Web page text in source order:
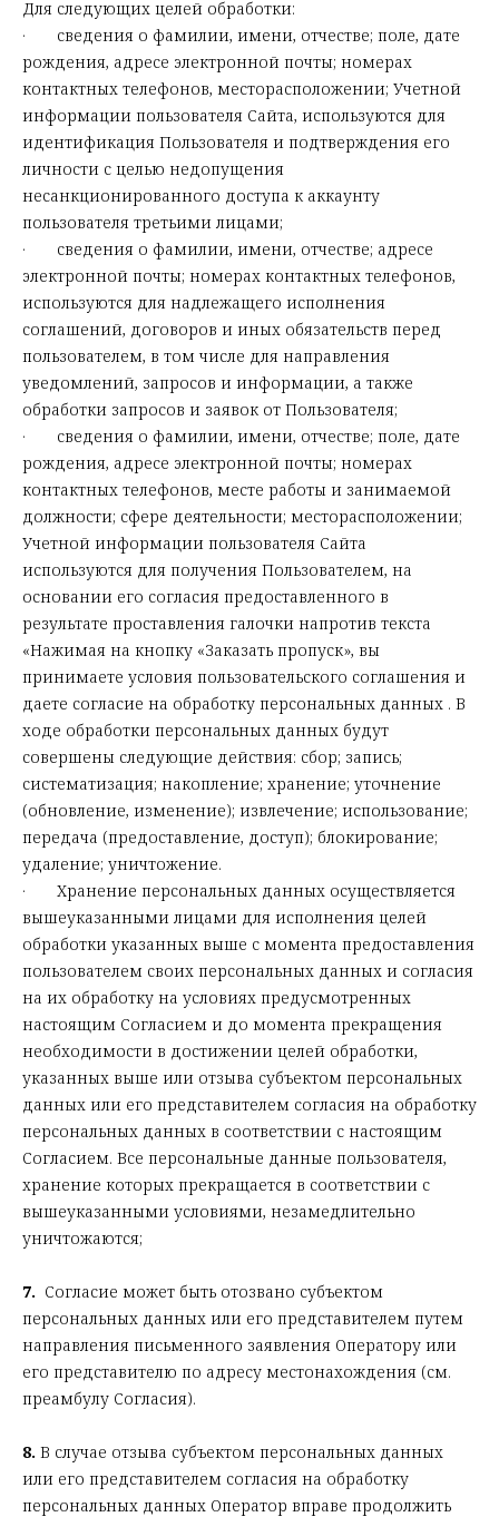
Для следующих целей обработки:
· сведения о фамилии, имени, отчестве; поле, дате
рождения, адресе электронной почты; номерах
контактных телефонов, месторасположении; Учетной
информации пользователя Сайта, используются для
идентификация Пользователя и подтверждения его
личности с целью недопущения
несанкционированного доступа к аккаунту
пользователя третьими лицами;
· сведения о фамилии, имени, отчестве; адресе
электронной почты; номерах контактных телефонов,
используются для надлежащего исполнения
соглашений, договоров и иных обязательств перед
пользователем, в том числе для направления
уведомлений, запросов и информации, а также
обработки запросов и заявок от Пользователя;
· сведения о фамилии, имени, отчестве; поле, дате
рождения, адресе электронной почты; номерах
контактных телефонов, месте работы и занимаемой
должности; сфере деятельности; месторасположении;
Учетной информации пользователя Сайта
используются для получения Пользователем, на
основании его согласия предоставленного в
результате проставления галочки напротив текста
«Нажимая на кнопку «Заказать пропуск», вы
принимаете условия пользовательского соглашения и
даете согласие на обработку персональных данных . В
ходе обработки персональных данных будут
совершены следующие действия: сбор; запись;
систематизация; накопление; хранение; уточнение
(обновление, изменение); извлечение; использование;
передача (предоставление, доступ); блокирование;
удаление; уничтожение.
· Хранение персональных данных осуществляется
вышеуказанными лицами для исполнения целей
обработки указанных выше с момента предоставления
пользователем своих персональных данных и согласия
на их обработку на условиях предусмотренных
настоящим Согласием и до момента прекращения
необходимости в достижении целей обработки,
указанных выше или отзыва субъектом персональных
данных или его представителем согласия на обработку
персональных данных в соответствии с настоящим
Согласием. Все персональные данные пользователя,
хранение которых прекращается в соответствии с
вышеуказанными условиями, незамедлительно
уничтожаются;
7. Согласие может быть отозвано субъектом
персональных данных или его представителем путем
направления письменного заявления Оператору или
его представителю по адресу местонахождения (см.
преамбулу Согласия).
8. В случае отзыва субъектом персональных данных
или его представителем согласия на обработку
персональных данных Оператор вправе продолжить